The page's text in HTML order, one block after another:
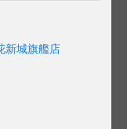
新城旗艦店